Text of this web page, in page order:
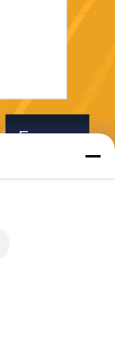
Envoyer